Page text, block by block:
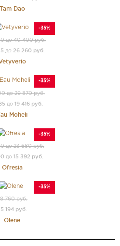
Tam Dao
-35%
до 40 400 руб.
до 26 260 руб.
-35%
до 29 870 руб.
до 19 416 руб.
Moheli
-35%
до 23 680 руб.
до 15 392 руб.
Ofresia
-35%
760 руб.
194 руб.
Olene